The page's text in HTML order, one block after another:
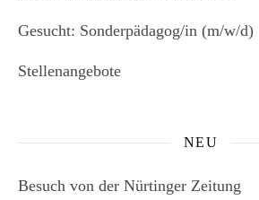
Gesucht: Sonderpädagog/in (m/w/d)
Stellenangebote
NEU
Besuch von der Nürtinger Zeitung